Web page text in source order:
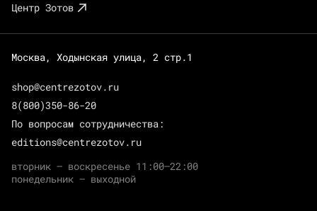
Центр Зотов
Москва, Ходынская улица, 2 стр.1
shop@centrezotov.ru
8(800)350-86-20
По вопросам сотрудничества:
editions@centrezotov.ru
вторник — воскресенье 11:00–22:00
понедельник — выходной